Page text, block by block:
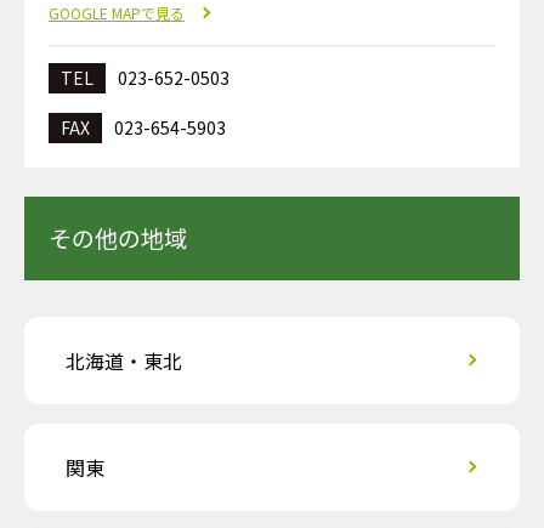
GOOGLE MAPで見る
TEL 023-652-0503
FAX 023-654-5903
その他の地域
北海道・東北
関東